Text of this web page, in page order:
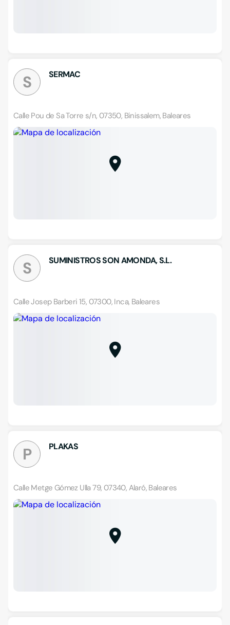
S SERMAC
Calle Pou de Sa Torre s/n, 07350, Binissalem, Baleares
S SUMINISTROS SON AMONDA, S.L.
Calle Josep Barberi 15, 07300, Inca, Baleares
P PLAKAS
Calle Metge Gómez Ulla 79, 07340, Alaró, Baleares